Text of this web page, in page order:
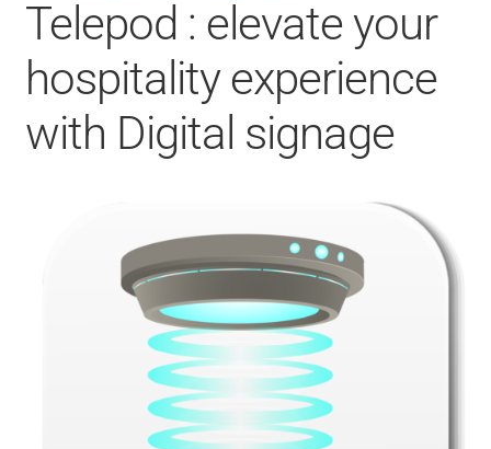
INFORMATIONS
FINANCEMENT
BOUTIQUE
MON COMPTE
Telepod : elevate your
hospitality experience
with Digital signage